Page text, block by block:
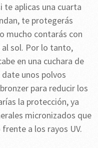
te aplicas una cuarta
te protegerás
mucho contarás con
sol. Por lo tanto,
en una cuchara de
unos polvos
para reducir los
la protección, ya
micronizados que
a los rayos UV.